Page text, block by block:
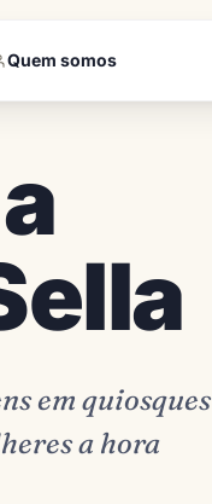
Quem somos
em quiosques
a hora